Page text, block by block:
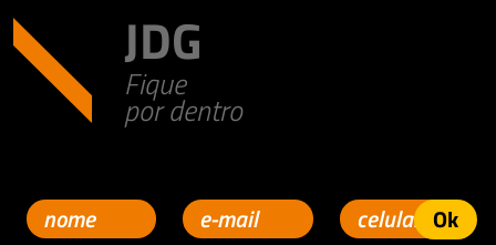
JDG
Fique
por dentro